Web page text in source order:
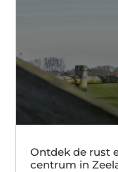
Ontdek de rust
centrum in